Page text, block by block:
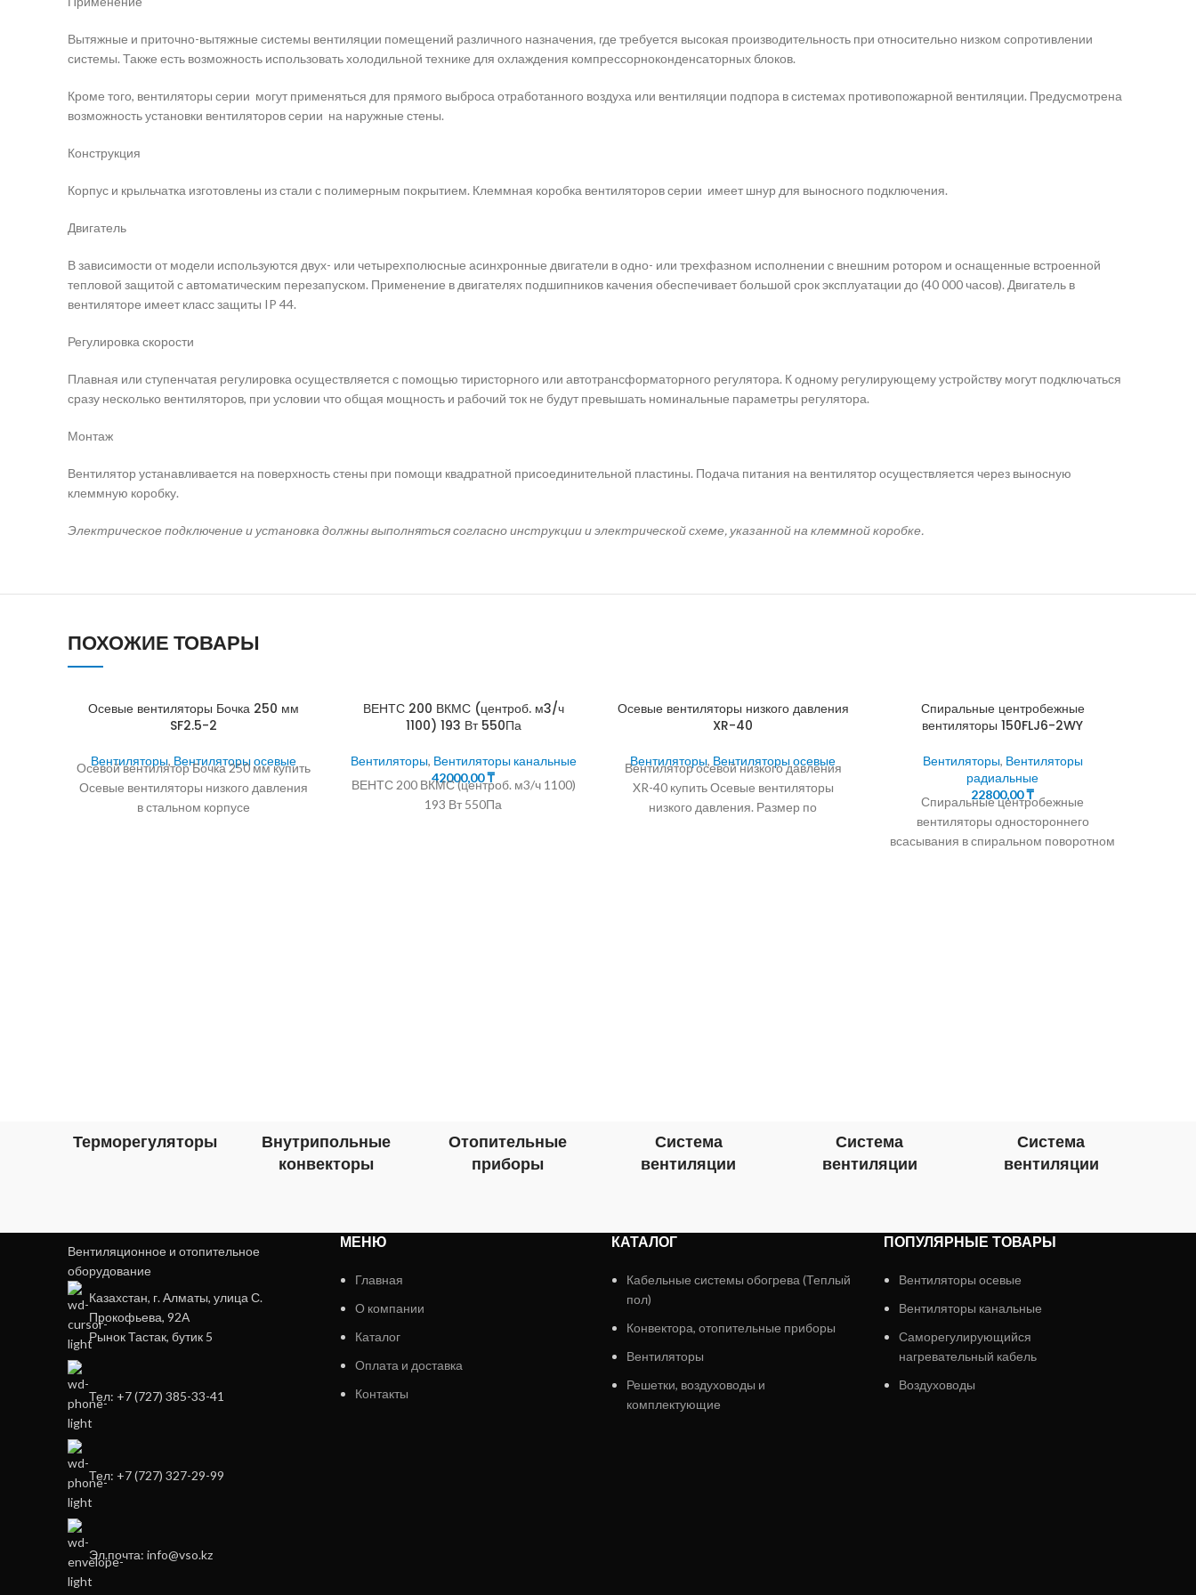
Вытяжные и приточно-вытяжные системы вентиляции помещений различного назначения, где требуется высокая производительность при относительно низком сопротивлении
системы. Также есть возможность использовать холодильной технике для охлаждения компрессорноконденсаторных блоков.
Кроме того, вентиляторы серии могут применяться для прямого выброса отработанного воздуха или вентиляции подпора в системах противопожарной вентиляции. Предусмотрена
возможность установки вентиляторов серии на наружные стены.
Конструкция
Корпус и крыльчатка изготовлены из стали с полимерным покрытием. Клеммная коробка вентиляторов серии имеет шнур для выносного подключения.
Двигатель
В зависимости от модели используются двух- или четырехполюсные асинхронные двигатели в одно- или трехфазном исполнении с внешним ротором и оснащенные встроенной
тепловой защитой с автоматическим перезапуском. Применение в двигателях подшипников качения обеспечивает большой срок эксплуатации до (40 000 часов). Двигатель в
вентиляторе имеет класс защиты IP 44.
Регулировка скорости
Плавная или ступенчатая регулировка осуществляется с помощью тиристорного или автотрансформаторного регулятора. К одному регулирующему устройству могут подключаться
сразу несколько вентиляторов, при условии что общая мощность и рабочий ток не будут превышать номинальные параметры регулятора.
Монтаж
Вентилятор устанавливается на поверхность стены при помощи квадратной присоединительной пластины. Подача питания на вентилятор осуществляется через выносную
клеммную коробку.
Электрическое подключение и установка должны выполняться согласно инструкции и электрической схеме, указанной на клеммной коробке.
ПОХОЖИЕ ТОВАРЫ
Осевые вентиляторы Бочка 250 мм
SF2.5-2
Вентиляторы, Вентиляторы осевые
Осевой вентилятор Бочка 250 мм купить
Осевые вентиляторы низкого давления
в стальном корпусе
ВЕНТС 200 ВКМС (центроб. м3/ч
1100) 193 Вт 550Па
Вентиляторы, Вентиляторы канальные
42000,00₸
ВЕНТС 200 ВКМС (центроб. м3/ч 1100)
193 Вт 550Па
Осевые вентиляторы низкого давления
XR-40
Вентиляторы, Вентиляторы осевые
Вентилятор осевой низкого давления
XR-40 купить Осевые вентиляторы
низкого давления. Размер по
Спиральные центробежные
вентиляторы 150FLJ6-2WY
Вентиляторы, Вентиляторы
радиальные
22800,00₸
Спиральные центробежные
вентиляторы одностороннего
всасывания в спиральном поворотном
Терморегуляторы
Внутрипольные
конвекторы
Отопительные
приборы
Система
вентиляции
Система
вентиляции
Система
вентиляции
Вентиляционное и отопительное
оборудование
Казахстан, г. Алматы, улица С.
Прокофьева, 92А
Рынок Тастак, бутик 5
Тел: +7 (727) 385-33-41
Тел: +7 (727) 327-29-99
Эл.почта: info@vso.kz
МЕНЮ
Главная
О компании
Каталог
Оплата и доставка
Контакты
КАТАЛОГ
Кабельные системы обогрева (Теплый
пол)
Конвектора, отопительные приборы
Вентиляторы
Решетки, воздуховоды и
комплектующие
ПОПУЛЯРНЫЕ ТОВАРЫ
Вентиляторы осевые
Вентиляторы канальные
Саморегулирующийся
нагревательный кабель
Воздуховоды